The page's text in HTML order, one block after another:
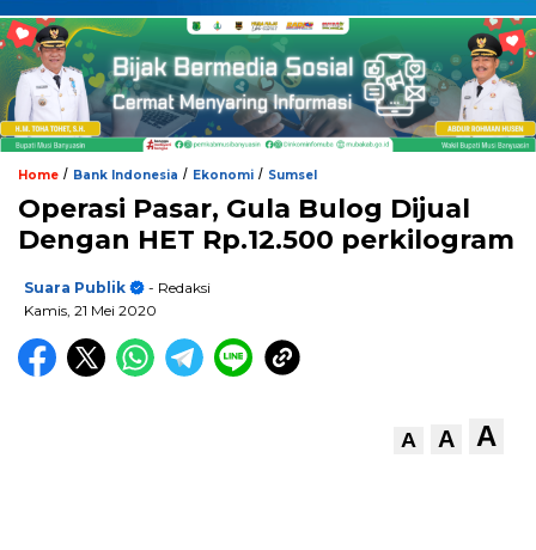
Home / Bank Indonesia / Ekonomi / Sumsel
Operasi Pasar, Gula Bulog Dijual
Dengan HET Rp.12.500 perkilogram
Suara Publik
- Redaksi
Kamis, 21 Mei 2020
A A A